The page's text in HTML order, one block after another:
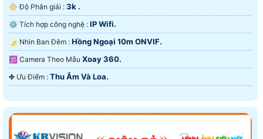
🔆 Độ Phân giải : 3k .
⚙ Tích hợp công nghệ : IP Wifi.
🌛 Nhìn Ban Đêm : Hồng Ngoại 10m ONVIF.
🕉️ Camera Theo Mẫu Xoay 360.
️✤ Ưu Điểm : Thu Âm Và Loa.